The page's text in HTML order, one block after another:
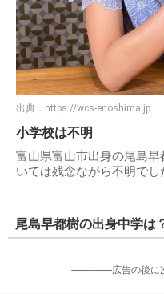
出典： https://wcs-enoshima.jp
小学校は不明
富山県富山市出身の尾島
いては残念ながら不明でし
尾島早都樹の出身中学は
-----------------広告の後